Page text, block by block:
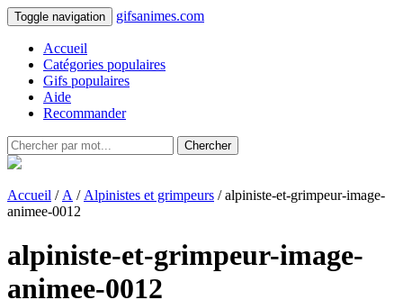
Toggle navigation gifsanimes.com
Accueil
Catégories populaires
Gifs populaires
Aide
Recommander
Chercher
Accueil / A / Alpinistes et grimpeurs / alpiniste-et-grimpeur-image-
animee-0012
alpiniste-et-grimpeur-image-
animee-0012